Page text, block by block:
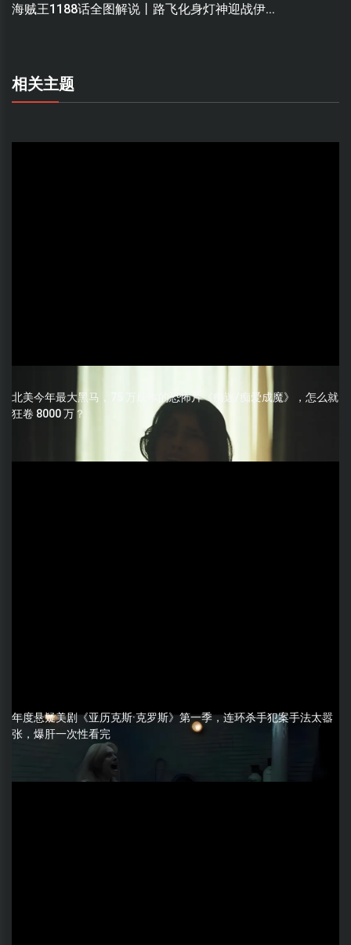
海贼王1188话全图解说丨路飞化身灯神迎战伊...
相关主题
北美今年最大黑马，75 万成本的恐怖片《痴迷/痴爱成魔》，怎么就
狂卷 8000 万？
年度悬疑美剧《亚历克斯·克罗斯》第一季，连环杀手犯案手法太嚣
张，爆肝一次性看完